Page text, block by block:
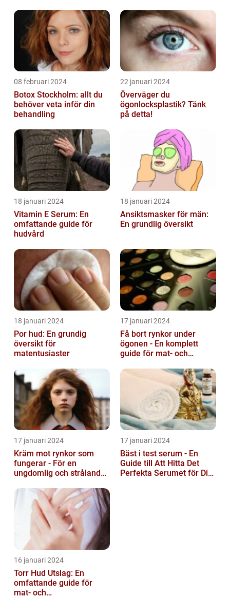
08 februari 2024
Botox Stockholm: allt du
behöver veta inför din
behandling
22 januari 2024
Överväger du
ögonlocksplastik? Tänk
på detta!
18 januari 2024
Vitamin E Serum: En
omfattande guide för
hudvård
18 januari 2024
Ansiktsmasker för män:
En grundlig översikt
18 januari 2024
Por hud: En grundig
översikt för
matentusiaster
17 januari 2024
Få bort rynkor under
ögonen - En komplett
guide för mat- och
17 januari 2024
Kräm mot rynkor som
fungerar - För en
ungdomlig och strålande
17 januari 2024
Bäst i test serum - En
Guide till Att Hitta Det
Perfekta Serumet för Din
16 januari 2024
Torr Hud Utslag: En
omfattande guide för
mat- och